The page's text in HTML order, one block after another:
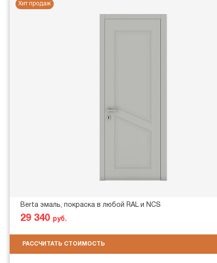
Хит продаж
Berta эмаль, покраска в любой RAL и NCS
29 340 руб.
РАССЧИТАТЬ СТОИМОСТЬ